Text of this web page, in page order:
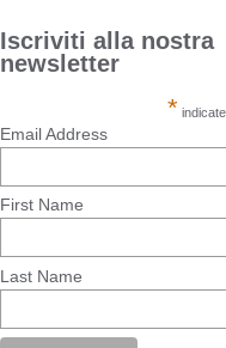
Iscriviti alla nostra
newsletter
*
Email Address
First Name
Last Name